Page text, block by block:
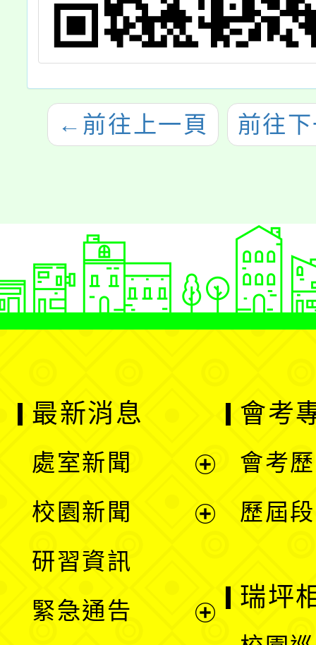
← 前往上一頁 前往
最新消息
處室新聞
單
校園新聞
選
研習資訊
緊急通告
會考
會考
歷屆
瑞坪